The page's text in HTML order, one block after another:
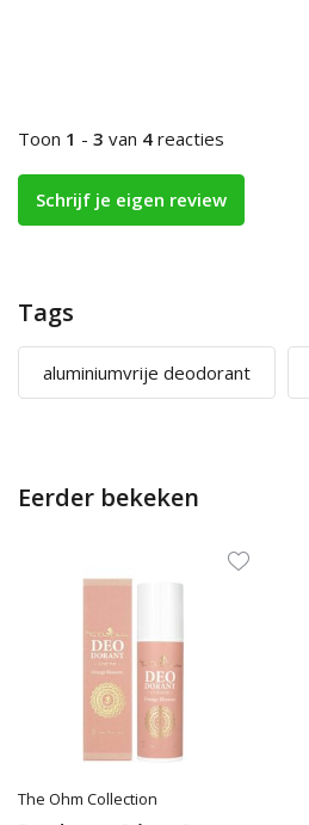
Toon 1 - 3 van 4 reacties
Schrijf je eigen review
Tags
aluminiumvrije deodorant
Eerder bekeken
The Ohm Collection